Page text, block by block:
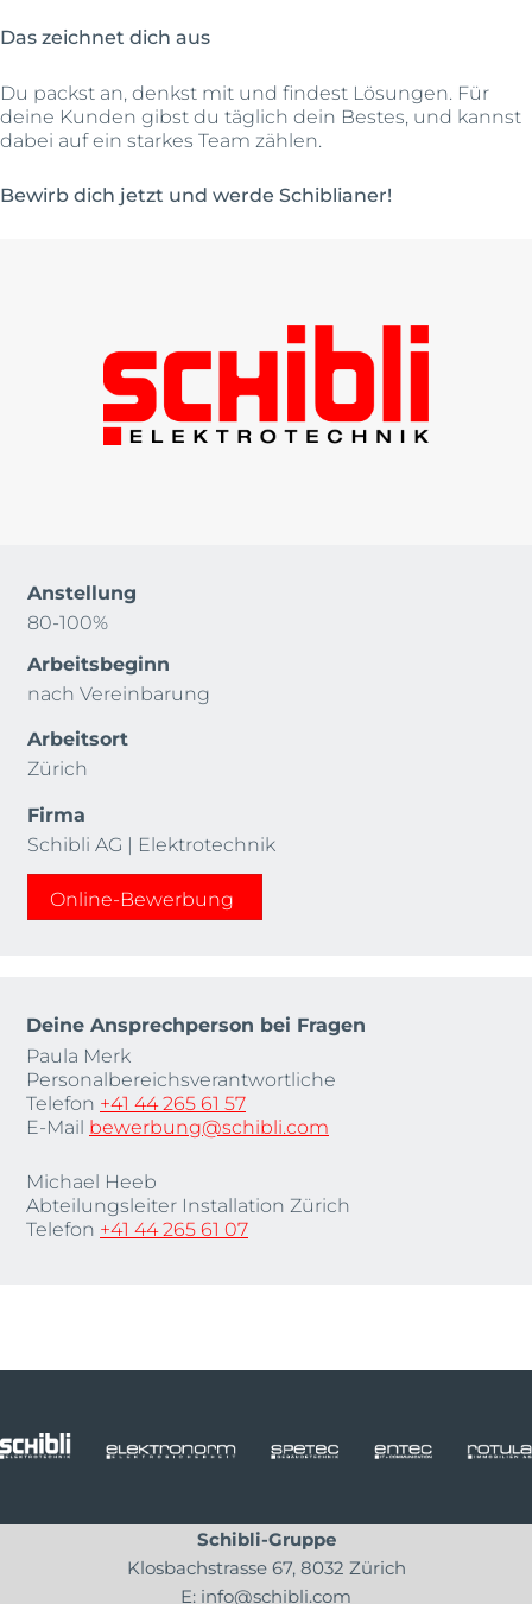
Das zeichnet dich aus
Du packst an, denkst mit und findest Lösungen. Für
deine Kunden gibst du täglich dein Bestes, und kannst
dabei auf ein starkes Team zählen.
Bewirb dich jetzt und werde Schiblianer!
Anstellung
80-100%
Arbeitsbeginn
nach Vereinbarung
Arbeitsort
Zürich
Firma
Schibli AG | Elektrotechnik
Online-Bewerbung
Deine Ansprechperson bei Fragen
Paula Merk
Personalbereichsverantwortliche
Telefon +41 44 265 61 57
E-Mail bewerbung@schibli.com
Michael Heeb
Abteilungsleiter Installation Zürich
Telefon +41 44 265 61 07
Schibli-Gruppe
Klosbachstrasse 67, 8032 Zürich
E: info@schibli.com